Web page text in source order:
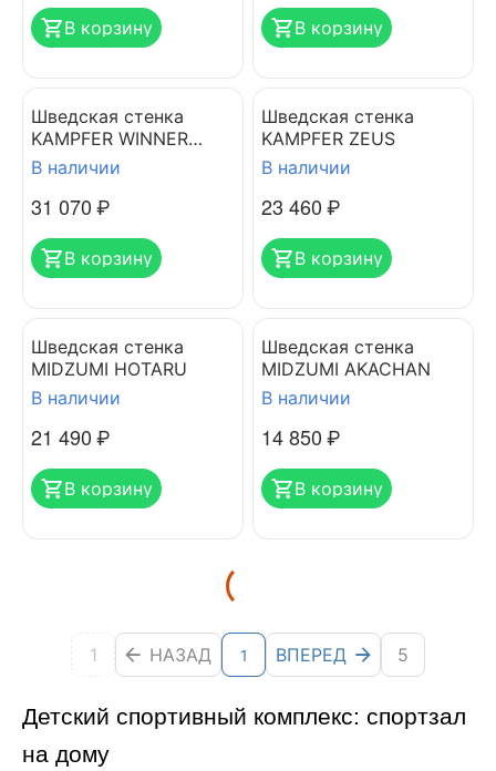
Детский спортивный комплекс: спортзал
на дому
В корзину В корзину
Шведская стенка
KAMPFER WINNER
CEILING
В наличии
31 070₽
В корзину
Шведская стенка
KAMPFER ZEUS
В наличии
23 460₽
В корзину
Шведская стенка
MIDZUMI HOTARU
В наличии
21 490₽
В корзину
Шведская стенка
MIDZUMI AKACHAN
В наличии
14 850₽
В корзину
1 НАЗАД 1 ВПЕРЕД 5